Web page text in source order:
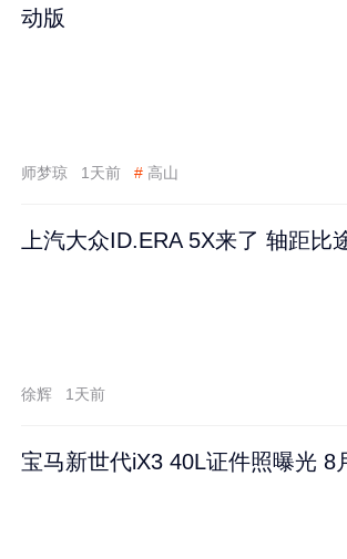
动版
师梦琼 1天前 # 高山
上汽大众ID.ERA 5X来了 轴距比
徐辉 1天前
宝马新世代iX3 40L证件照曝光 8